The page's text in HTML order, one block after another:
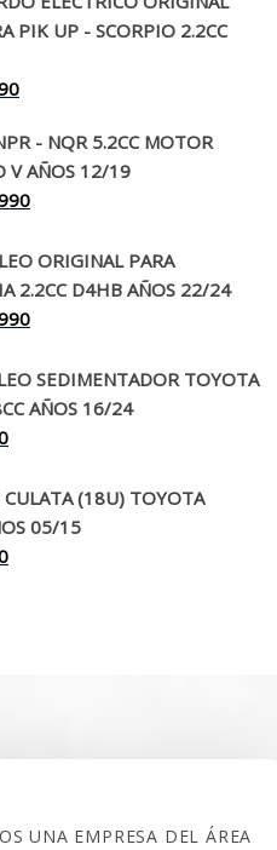
PIK UP - SCORPIO 2.2CC
El
actual
es:
$94.990.
- NQR 5.2CC MOTOR
V AÑOS 12/19
El
actual
es:
$519.990.
ORIGINAL PARA
2.2CC D4HB AÑOS 22/24
El
actual
es:
SEDIMENTADOR TOYOTA
AÑOS 16/24
El
actual
es:
$17.990.
CULATA (18U) TOYOTA
05/15
El
UNA EMPRESA DEL ÁREA